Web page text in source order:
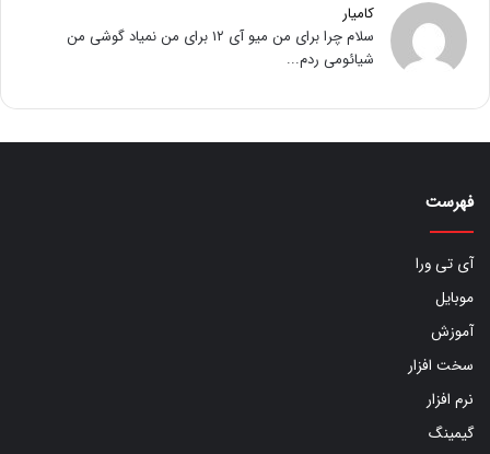
کامیار
سلام چرا برای من میو آی ۱۲ برای من نمیاد گوشی من
شیائومی ردم...
فهرست
آی تی ورا
موبایل
آموزش
سخت افزار
نرم افزار
گیمینگ